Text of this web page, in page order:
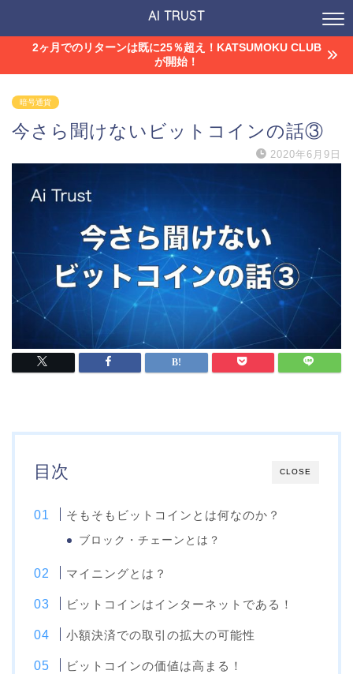
AI TRUST
2ヶ月でのリターンは既に25％超え！KATSUMOKU CLUB
が開始！
暗号通貨
今さら聞けないビットコインの話③
2020年6月9日
CLOSE
目次
そもそもビットコインとは何なのか？
ブロック・チェーンとは？
マイニングとは？
ビットコインはインターネットである！
小額決済での取引の拡大の可能性
ビットコインの価値は高まる！